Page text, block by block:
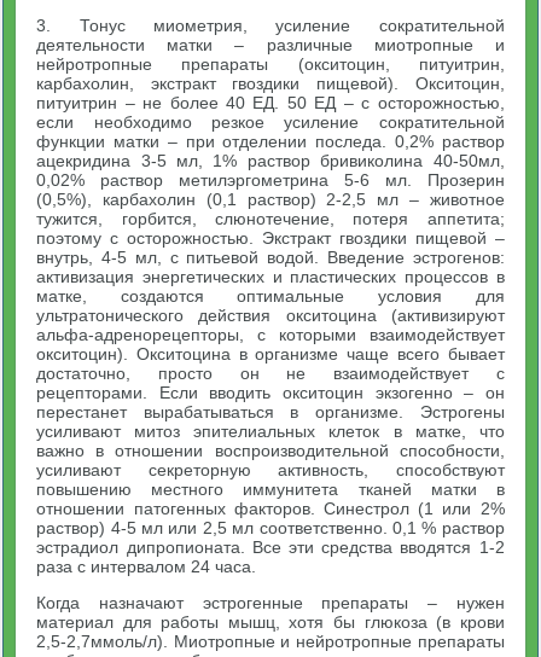
3. Тонус миометрия, усиление сократительной
деятельности матки – различные миотропные и
нейротропные препараты (окситоцин, питуитрин,
карбахолин, экстракт гвоздики пищевой). Окситоцин,
питуитрин – не более 40 ЕД. 50 ЕД – с осторожностью,
если необходимо резкое усиление сократительной
функции матки – при отделении последа. 0,2% раствор
ацекридина 3-5 мл, 1% раствор бривиколина 40-50мл,
0,02% раствор метилэргометрина 5-6 мл. Прозерин
(0,5%), карбахолин (0,1 раствор) 2-2,5 мл – животное
тужится, горбится, слюнотечение, потеря аппетита;
поэтому с осторожностью. Экстракт гвоздики пищевой –
внутрь, 4-5 мл, с питьевой водой. Введение эстрогенов:
активизация энергетических и пластических процессов в
матке, создаются оптимальные условия для
ультратонического действия окситоцина (активизируют
альфа-адренорецепторы, с которыми взаимодействует
окситоцин). Окситоцина в организме чаще всего бывает
достаточно, просто он не взаимодействует с
рецепторами. Если вводить окситоцин экзогенно – он
перестанет вырабатываться в организме. Эстрогены
усиливают митоз эпителиальных клеток в матке, что
важно в отношении воспроизводительной способности,
усиливают секреторную активность, способствуют
повышению местного иммунитета тканей матки в
отношении патогенных факторов. Синестрол (1 или 2%
раствор) 4-5 мл или 2,5 мл соответственно. 0,1 % раствор
эстрадиол дипропионата. Все эти средства вводятся 1-2
раза с интервалом 24 часа.
Когда назначают эстрогенные препараты – нужен
материал для работы мышц, хотя бы глюкоза (в крови
2,5-2,7ммоль/л). Миотропные и нейротропные препараты